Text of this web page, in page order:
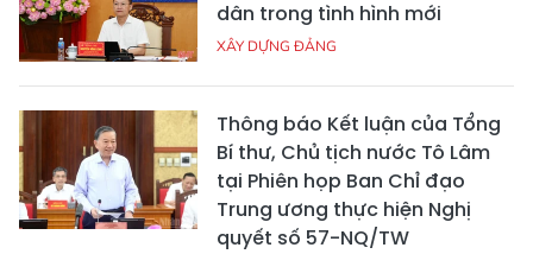
dân trong tình hình mới
XÂY DỰNG ĐẢNG
Thông báo Kết luận của Tổng
Bí thư, Chủ tịch nước Tô Lâm
tại Phiên họp Ban Chỉ đạo
Trung ương thực hiện Nghị
quyết số 57-NQ/TW